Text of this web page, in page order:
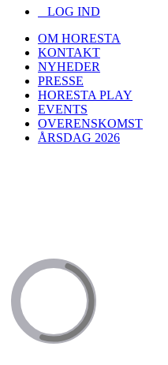
LOG IND
OM HORESTA
KONTAKT
NYHEDER
PRESSE
HORESTA PLAY
EVENTS
OVERENSKOMST
ÅRSDAG 2026